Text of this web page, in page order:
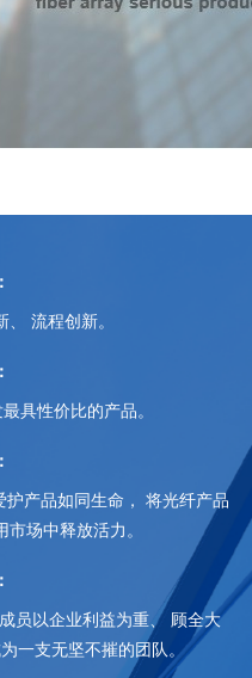
流程创新。
具性价比的产品。
产品如同生命，
将光纤产品
场中释放活力。
员以企业利益为重、 顾全大
一支无坚不摧的团队。